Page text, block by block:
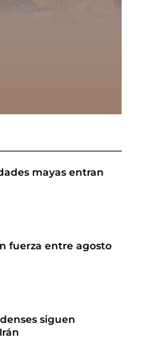
mayas entran
fuerza entre agosto
siguen